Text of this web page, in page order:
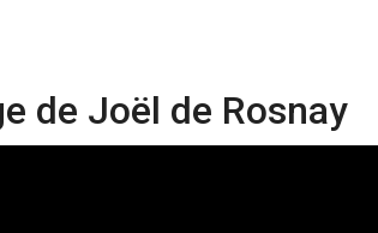
de Joël de Rosnay